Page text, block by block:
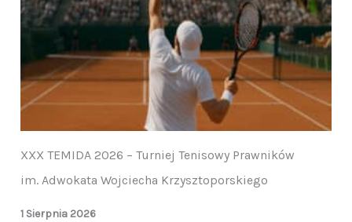
XXX TEMIDA 2026 – Turniej Tenisowy Prawników
im. Adwokata Wojciecha Krzysztoporskiego
1 Sierpnia 2026